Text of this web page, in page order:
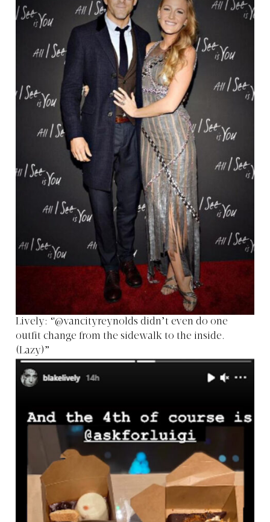
Lively: “@vancityreynolds didn’t even do one
outfit change from the sidewalk to the inside.
(Lazy)”